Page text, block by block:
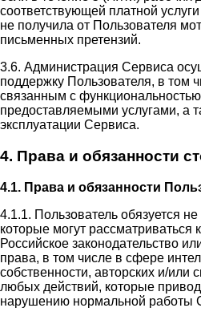
соответствующей платной
не получила от Пользователя
письменных претензий.
3.6. Администрация Сервиса
поддержку Пользователя, в том
связанным с
предоставляемыми услугами, а
эксплуатации Сервиса.
4. Права и обязанности
4.1. Права и обязанности
4.1.1. Пользователь обязуется
которые могут
Российское законодательство
права, в том числе в сфере
собственности, авторских и/или
любых действий, которые
нарушению нормальной работы